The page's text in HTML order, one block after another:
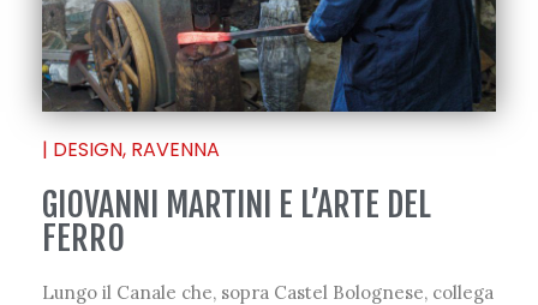
| DESIGN, RAVENNA
GIOVANNI MARTINI E L’ARTE DEL
FERRO
Lungo il Canale che, sopra Castel Bolognese, collega